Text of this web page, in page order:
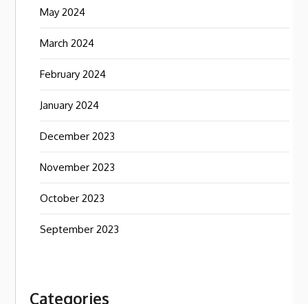
May 2024
March 2024
February 2024
January 2024
December 2023
November 2023
October 2023
September 2023
Categories